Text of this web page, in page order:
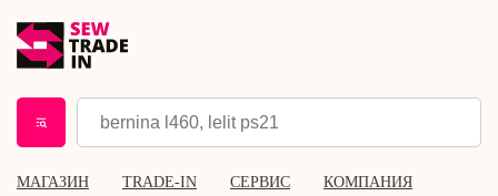
МАГАЗИН TRADE-IN СЕРВИС КОМПАНИЯ